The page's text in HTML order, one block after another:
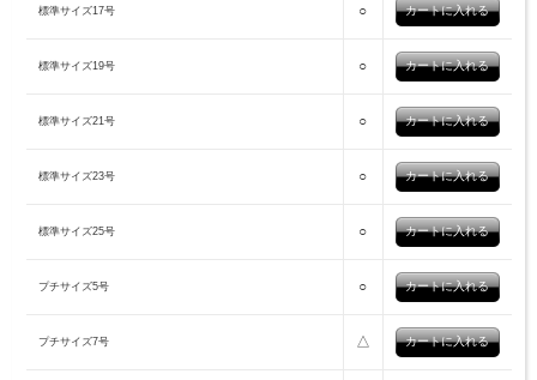
標準サイズ17号 ○
標準サイズ19号 ○
標準サイズ21号 ○
標準サイズ23号 ○
標準サイズ25号 ○
プチサイズ5号 ○
プチサイズ7号 △